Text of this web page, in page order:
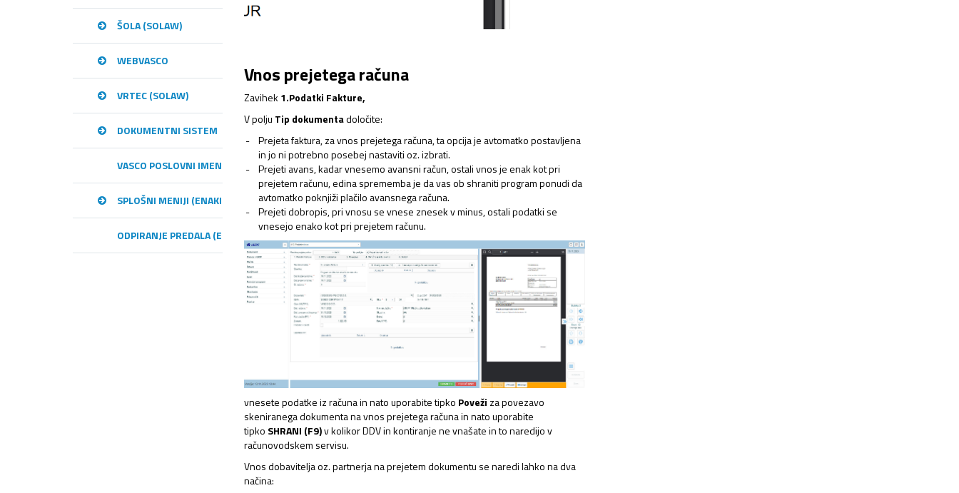
ŠOLA (SOLAW)
WEBVASCO
VRTEC (SOLAW)
DOKUMENTNI SISTEM
VASCO POSLOVNI IMENIK – VPI
SPLOŠNI MENIJI (ENAKI MED PROGRAMI)
ODPIRANJE PREDALA (E-RAČUNI)
Vnos prejetega računa
Zavihek 1.Podatki Fakture,
V polju Tip dokumentadoločite:
Prejeta faktura, za vnos prejetega računa, ta opcija je avtomatko postavljena
in jo ni potrebno posebej nastaviti oz. izbrati.
Prejeti avans, kadar vnesemo avansni račun, ostali vnos je enak kot pri
prejetem računu, edina sprememba je da vas ob shraniti program ponudi da
avtomatko poknjiži plačilo avansnega računa.
Prejeti dobropis, pri vnosu se vnese znesek v minus, ostali podatki se
vnesejo enako kot pri prejetem računu.
vnesete podatke iz računa in nato uporabite tipko Poveži za povezavo
skeniranega dokumenta na vnos prejetega računa in nato uporabite
tipko SHRANI (F9)v kolikor DDV in kontiranje ne vnašate in to naredijo v
računovodskem servisu.
Vnos dobavitelja oz. partnerja na prejetem dokumentu se naredi lahko na dva
načina: